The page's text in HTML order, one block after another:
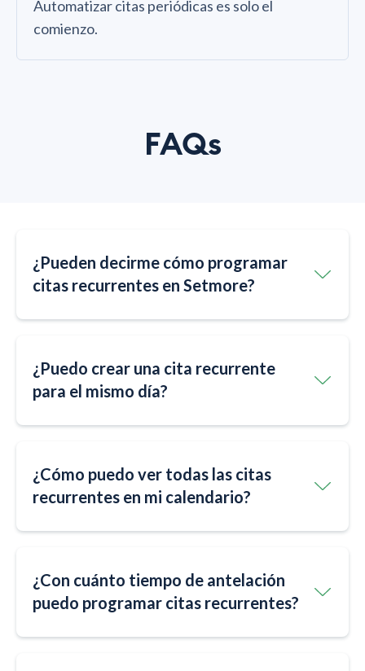
Automatizar citas periódicas es solo el
comienzo.
FAQs
¿Pueden decirme cómo programar
citas recurrentes en Setmore?
¿Puedo crear una cita recurrente
para el mismo día?
¿Cómo puedo ver todas las citas
recurrentes en mi calendario?
¿Con cuánto tiempo de antelación
puedo programar citas recurrentes?